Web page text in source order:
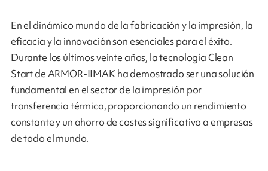
En el dinámico mundo de la fabricación y la impresión, la
eficacia y la innovación son esenciales para el éxito.
Durante los últimos veinte años, la tecnología Clean
Start de ARMOR-IIMAK ha demostrado ser una solución
fundamental en el sector de la impresión por
transferencia térmica, proporcionando un rendimiento
constante y un ahorro de costes significativo a empresas
de todo el mundo.